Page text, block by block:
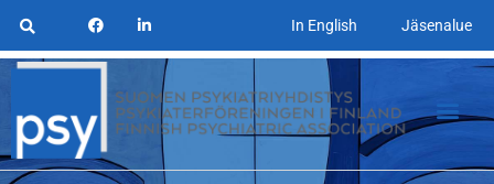
In English Jäsenalue